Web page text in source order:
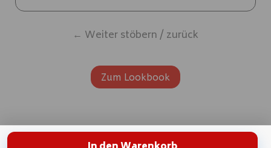
← Weiter stöbern / zurück
Zum Lookbook